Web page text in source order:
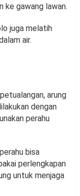
ke gawang lawan.
juga melatih
air.
arung
dengan
perahu
bisa
perlengkapan
untuk menjaga